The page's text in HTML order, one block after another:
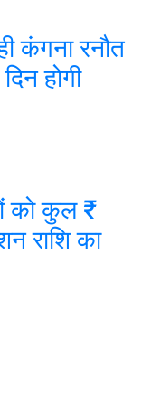
कंगना रनौत
होगी
को कुल ₹
राशि का